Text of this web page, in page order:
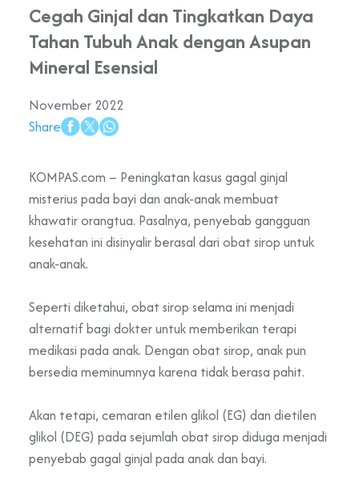
Cegah Ginjal dan Tingkatkan Daya
Tahan Tubuh Anak dengan Asupan
Mineral Esensial
November 2022
Share
KOMPAS.com – Peningkatan kasus gagal ginjal
misterius pada bayi dan anak-anak membuat
khawatir orangtua. Pasalnya, penyebab gangguan
kesehatan ini disinyalir berasal dari obat sirop untuk
anak-anak.
Seperti diketahui, obat sirop selama ini menjadi
alternatif bagi dokter untuk memberikan terapi
medikasi pada anak. Dengan obat sirop, anak pun
bersedia meminumnya karena tidak berasa pahit.
Akan tetapi, cemaran etilen glikol (EG) dan dietilen
glikol (DEG) pada sejumlah obat sirop diduga menjadi
penyebab gagal ginjal pada anak dan bayi.